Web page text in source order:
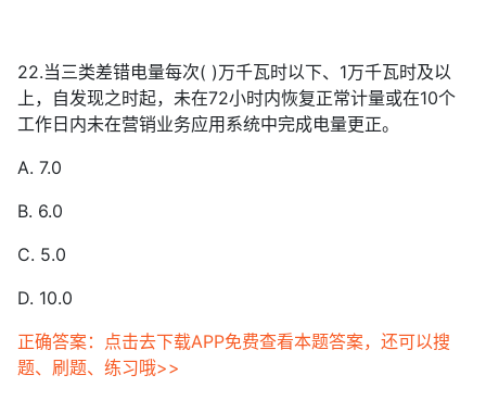
22.当三类差错电量每次( )万千瓦时以下、1万千瓦时及以
上，自发现之时起，未在72小时内恢复正常计量或在10个
工作日内未在营销业务应用系统中完成电量更正。
A. 7.0
B. 6.0
C. 5.0
D. 10.0
正确答案：点击去下载APP免费查看本题答案，还可以搜
题、刷题、练习哦>>